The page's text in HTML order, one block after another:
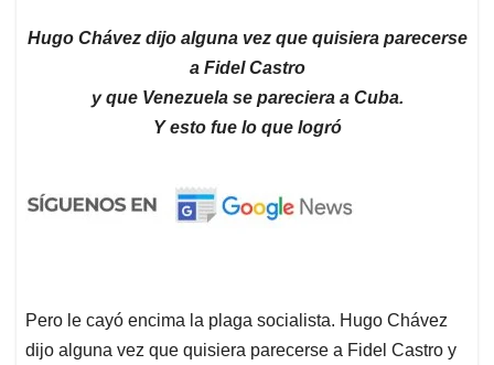
Hugo Chávez dijo alguna vez que quisiera parecerse
a Fidel Castro
y que Venezuela se pareciera a Cuba.
Y esto fue lo que logró
Pero le cayó encima la plaga socialista. Hugo Chávez
dijo alguna vez que quisiera parecerse a Fidel Castro y